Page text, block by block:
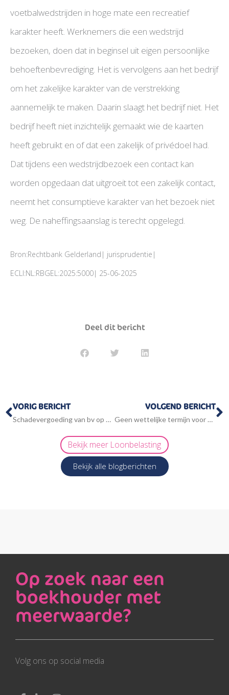
voetbalwedstrijden in hoge mate een recreatief
karakter heeft. Werknemers die een wedstrijd
bezoeken, doen dat in beginsel uit eigen persoonlijke
behoeftenbevrediging. Het is vervolgens aan het bedrijf
om het zakelijke karakter van de verstrekking
aannemelijk te maken. Daarin slaagt het bedrijf niet. Het
bedrijf heeft niet inzichtelijk gemaakt wie de kaarten
heeft gebruikt en of dat een zakelijk of privédoel had.
Dat tijdens een wedstrijdbezoek een contact kan
worden opgedaan dat uitgroeit tot een zakelijk contact,
neemt het consumptieve karakter van het bezoek niet
weg. De naheffingsaanslag is terecht opgelegd.
Bron:Rechtbank Gelderland| jurisprudentie|
ECLI:NL:RBGEL:2025:5000| 25-06-2025
Deel dit bericht
Vorige
VORIG BERICHT
Schadevergoeding van bv op privérekening is afkoop pensioen
VOLGEND BERICHT
Geen wettelijke termijn voor verliesbeschikking
Bekijk meer Loonbelasting
Bekijk alle blogberichten
Op zoek naar een
boekhouder met
meerwaarde?
Volg ons op social media